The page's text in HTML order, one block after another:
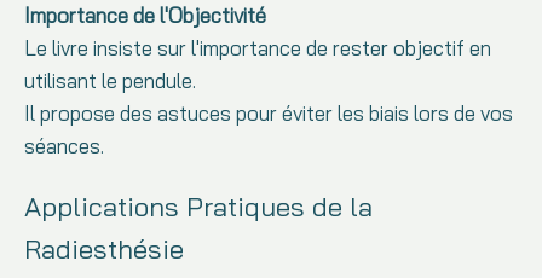
Importance de l'Objectivité
Le livre insiste sur l'importance de rester objectif en
utilisant le pendule.
Il propose des astuces pour éviter les biais lors de vos
séances.
Applications Pratiques de la
Radiesthésie